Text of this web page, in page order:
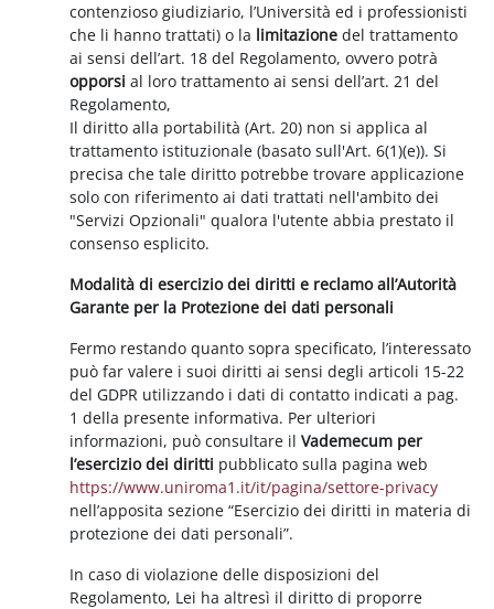
contenzioso giudiziario, l’Università ed i professionisti
che li hanno trattati) o la limitazione del trattamento
ai sensi dell’art. 18 del Regolamento, ovvero potrà
opporsi al loro trattamento ai sensi dell’art. 21 del
Regolamento,
Il diritto alla portabilità (Art. 20) non si applica al
trattamento istituzionale (basato sull'Art. 6(1)(e)). Si
precisa che tale diritto potrebbe trovare applicazione
solo con riferimento ai dati trattati nell'ambito dei
"Servizi Opzionali" qualora l'utente abbia prestato il
consenso esplicito.
Modalità di esercizio dei diritti e reclamo all’Autorità
Garante per la Protezione dei dati personali
Fermo restando quanto sopra specificato, l’interessato
può far valere i suoi diritti ai sensi degli articoli 15-22
del GDPR utilizzando i dati di contatto indicati a pag.
1 della presente informativa. Per ulteriori
informazioni, può consultare ilVademecum per
l’esercizio dei diritti pubblicato sulla pagina web
https://www.uniroma1.it/it/pagina/settore-privacy
nell’apposita sezione “Esercizio dei diritti in materia di
protezione dei dati personali”.
In caso di violazione delle disposizioni del
Regolamento, Lei ha altresì il diritto di proporre